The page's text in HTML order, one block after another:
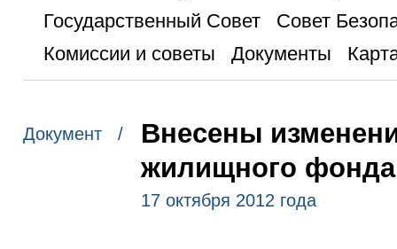
Государственный Совет
Совет
Комиссии и советы
Документы
Документ /
Внесены
жилищного фонда
17 октября 2012 года